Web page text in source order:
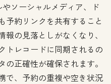
ソーシャルメディア、ド
予約リンクを共有すること
の見落としがなくなり、
トレコードに同期されるの
正確性が確保されます。
で、予約の重複や空き状況